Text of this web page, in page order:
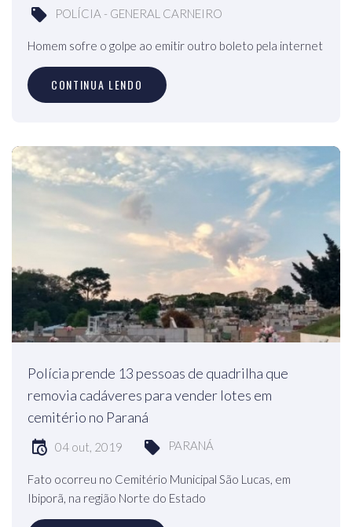
POLÍCIA - GENERAL CARNEIRO
Homem sofre o golpe ao emitir outro boleto pela internet
CONTINUA LENDO
Polícia prende 13 pessoas de quadrilha que
removia cadáveres para vender lotes em
cemitério no Paraná
04 out, 2019 PARANÁ
Fato ocorreu no Cemitério Municipal São Lucas, em
Ibiporã, na região Norte do Estado